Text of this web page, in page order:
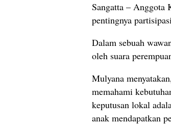
Sangatta –
pentingnya
Dalam sebuah
oleh suara
Mulyana
memahami
keputusan lokal
anak mendapatkan